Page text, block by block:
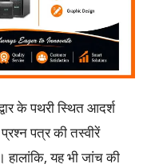
के पथरी स्थित आदर्श
पत्र की तस्वीरें
हालांकि, यह भी जांच की